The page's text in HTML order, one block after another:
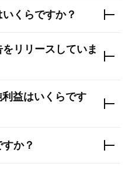
くらですか？
リリースしていま
益はいくらです
か？